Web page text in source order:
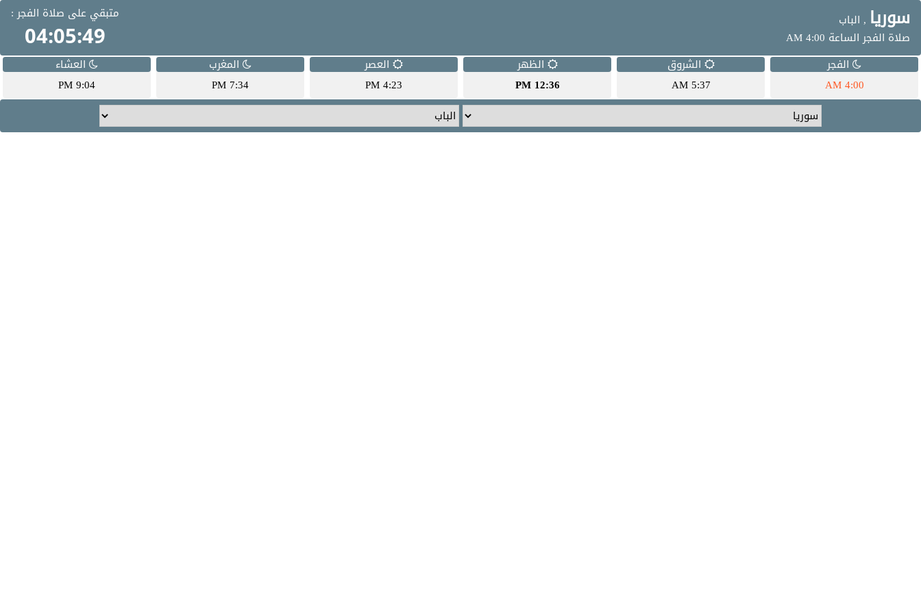
سوريا , الباب متبقي على صلاة الفجر :
04:05:49
صلاة الفجر الساعة 4:00 AM
الفجر
4:00 AM
الشروق
5:37 AM
الظهر
12:36 PM
العصر
4:23 PM
المغرب
7:34 PM
العشاء
9:04 PM